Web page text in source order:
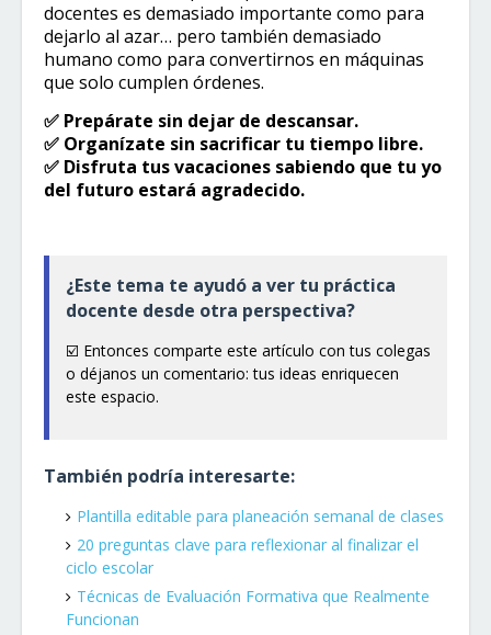
docentes es demasiado importante como para
dejarlo al azar… pero también demasiado
humano como para convertirnos en máquinas
que solo cumplen órdenes.
✅ Prepárate sin dejar de descansar.
✅ Organízate sin sacrificar tu tiempo libre.
✅ Disfruta tus vacaciones sabiendo que tu yo
del futuro estará agradecido.
¿Este tema te ayudó a ver tu práctica
docente desde otra perspectiva?
☑️​ Entonces comparte este artículo con tus colegas
o déjanos un comentario: tus ideas enriquecen
este espacio.
También podría interesarte:
Plantilla editable para planeación semanal de clases
20 preguntas clave para reflexionar al finalizar el
ciclo escolar
Técnicas de Evaluación Formativa que Realmente
Funcionan